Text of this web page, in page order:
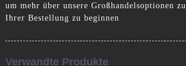
um mehr über unsere Großhandelsoptionen
Ihrer Bestellung zu beginnen
Verwandte Produkte